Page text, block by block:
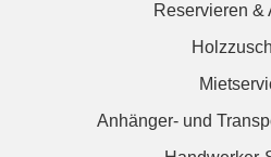
Reservieren &
Anhänger- und